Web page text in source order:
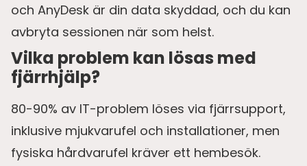
och AnyDesk är din data skyddad, och du kan
avbryta sessionen när som helst.
Vilka problem kan lösas med
fjärrhjälp?
80-90% av IT-problem löses via fjärrsupport,
inklusive mjukvarufel och installationer, men
fysiska hårdvarufel kräver ett hembesök.